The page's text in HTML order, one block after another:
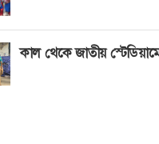
কাল থেকে জাতীয়